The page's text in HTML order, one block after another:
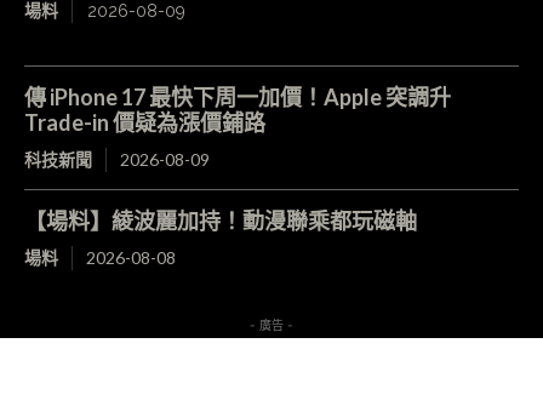
場料 2026-08-09
傳 iPhone 17 最快下周一加價！Apple 突調升
Trade-in 價疑為漲價鋪路
科技新聞 2026-08-09
【場料】綾波麗加持！動漫聯乘都玩磁軸
場料 2026-08-08
- 廣告 -